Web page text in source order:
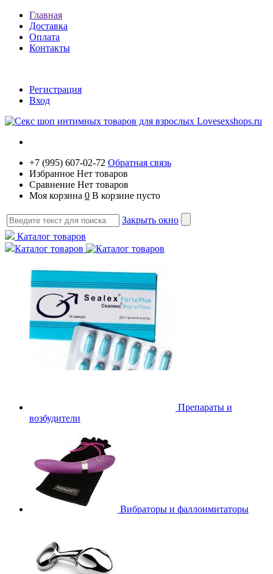
Главная
Доставка
Оплата
Контакты
Регистрация
Вход
+7 (995) 607-02-72 Обратная связь
Избранное Нет товаров
Сравнение Нет товаров
Моя корзина 0 В корзине пусто
Закрыть окно
Каталог товаров
Каталог товаров
Препараты и
возбудители
Вибраторы и фаллоимитаторы